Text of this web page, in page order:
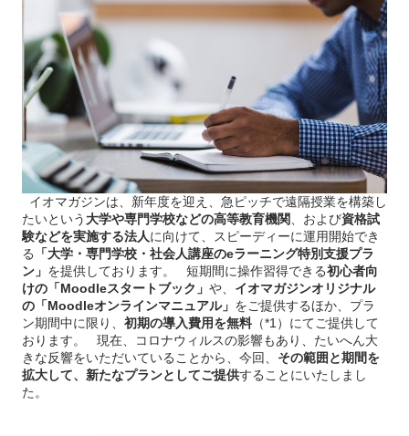
イオマガジンは、新年度を迎え、急ピッチで遠隔授業を構築し
たいという 大学や専門学校などの高等教育機関 、および資格試
験などを実施する法人に向けて、スピーディーに運用開始でき
る
「大学・専門学校・社会人講座のeラーニング特別支援プラ
ン」 を提供しております。 短期間に操作習得できる初心者向
けの「Moodleスタートブック」 や、 イオマガジンオリジナル
の「Moodleオンラインマニュアル」 をご提供するほか、プラ
ン期間中に限り、 初期の導入費用を無料 （*1） にてご提供して
おります。 現在、コロナウィルスの影響もあり、たいへん大
きな反響をいただいていることから、今回、 その範囲と期間を
拡大して、新たなプランとしてご提供することにいたしまし
た。